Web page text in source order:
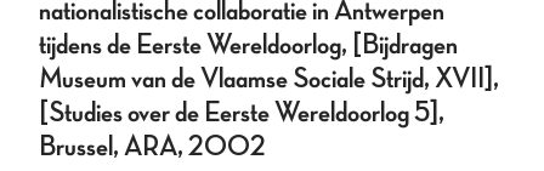
nationalistische collaboratie in Antwerpen
tijdens de Eerste Wereldoorlog, [Bijdragen
Museum van de Vlaamse Sociale Strijd, XVII],
[Studies over de Eerste Wereldoorlog 5],
Brussel, ARA, 2002